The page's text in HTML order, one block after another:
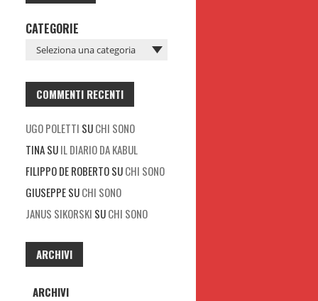
CATEGORIE
COMMENTI RECENTI
UGO POLETTI SUCHI SONO
TINASUIL DIARIO DA KABUL
FILIPPO DE ROBERTOSUCHI SONO
GIUSEPPESUCHI SONO
JANUS SIKORSKI SUCHI SONO
ARCHIVI
ARCHIVI